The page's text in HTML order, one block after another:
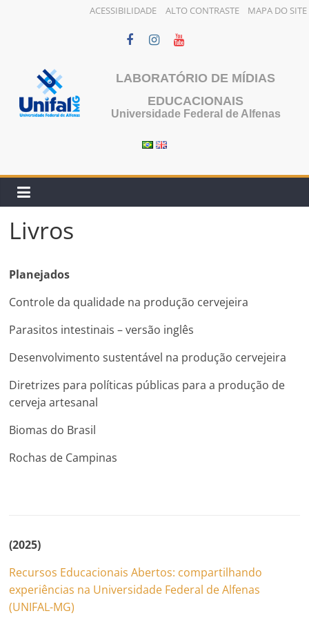
ACESSIBILIDADE ALTO CONTRASTE MAPA DO SITE
conteúdo
LABORATÓRIO DE MÍDIAS
EDUCACIONAIS
Universidade Federal de Alfenas
Livros
Planejados
Controle da qualidade na produção cervejeira
Parasitos intestinais – versão inglês
Desenvolvimento sustentável na produção cervejeira
Diretrizes para políticas públicas para a produção de
cerveja artesanal
Biomas do Brasil
Rochas de Campinas
(2025)
Recursos Educacionais Abertos: compartilhando
experiências na Universidade Federal de Alfenas
(UNIFAL-MG)